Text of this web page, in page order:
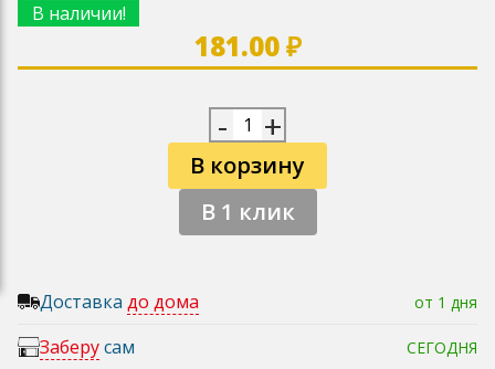
В наличии!
181.00 ₽
- +
В корзину
В 1 клик
Доставка до дома от 1 дня
Заберусам СЕГОДНЯ